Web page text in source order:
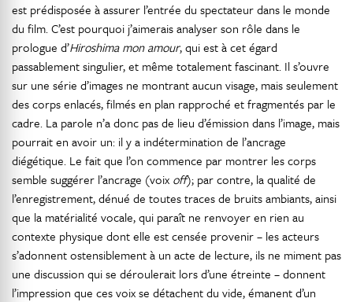
est prédisposée à assurer l’entrée du spectateur dans le monde
du film. C’est pourquoi j’aimerais analyser son rôle dans le
prologue d’Hiroshima mon amour, qui est à cet égard
passablement singulier, et même totalement fascinant. Il s’ouvre
sur une série d’images ne montrant aucun visage, mais seulement
des corps enlacés, filmés en plan rapproché et fragmentés par le
cadre. La parole n’a donc pas de lieu d’émission dans l’image, mais
pourrait en avoir un: il y a indétermination de l’ancrage
diégétique. Le fait que l’on commence par montrer les corps
semble suggérer l’ancrage (voix off); par contre, la qualité de
l’enregistrement, dénué de toutes traces de bruits ambiants, ainsi
que la matérialité vocale, qui paraît ne renvoyer en rien au
contexte physique dont elle est censée provenir – les acteurs
s’adonnent ostensiblement à un acte de lecture, ils ne miment pas
une discussion qui se déroulerait lors d’une étreinte – donnent
l’impression que ces voix se détachent du vide, émanent d’un